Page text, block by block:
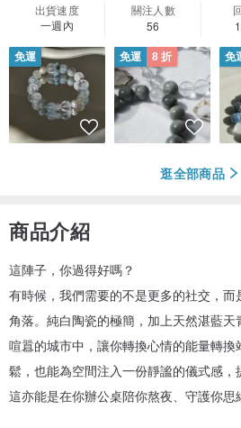
出貨速度
一週內
關注人數
56
免運 免運 8 折 免
逛全部商品
商品介紹
這陣子，你過得好嗎？
有時候，我們需要的不是更多的社交，
角落。純白陶瓷的極簡，加上天然湛藍
喧囂的城市中，讓你轉換心情的能量轉
鬆，也能為空間注入一份靜謐的儀式感，
這亦能是在你辦公桌陪你熬夜、守護你思